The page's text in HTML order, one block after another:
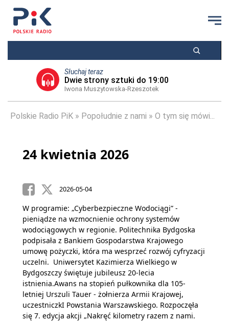
Słuchaj teraz
Dwie strony sztuki do 19:00
Iwona Muszytowska-Rzeszotek
Polskie Radio PiK Popołudnie z nami O tym się mówi...
24 kwietnia 2026
2026-05-04
W programie: „Cyberbezpieczne Wodociągi” -
pieniądze na wzmocnienie ochrony systemów
wodociągowych w regionie. Politechnika Bydgoska
podpisała z Bankiem Gospodarstwa Krajowego
umowę pożyczki, która ma wesprzeć rozwój cyfryzacji
uczelni. Uniwersytet Kazimierza Wielkiego w
Bydgoszczy świętuje jubileusz 20-lecia
istnienia.Awans na stopień pułkownika dla 105-
letniej Urszuli Tauer - żołnierza Armii Krajowej,
uczestniczkI Powstania Warszawskiego. Rozpoczęła
się 7. edycja akcji „Nakręć kilometry razem z nami.